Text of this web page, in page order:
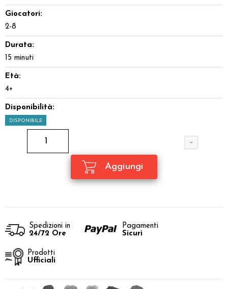
Giocatori:
2-8
Durata:
15 minuti
Età:
4+
Disponibilità:
DISPONIBILE
Spedizioni in
24/72 Ore
Pagamenti
Sicuri
Prodotti
Ufficiali